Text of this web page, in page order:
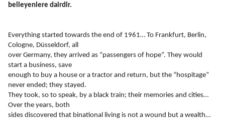
belleyenlere dairdir.
Everything started towards the end of 1961… To Frankfurt, Berlin,
Cologne, Düsseldorf, all
over Germany, they arrived as “passengers of hope”. They would
start a business, save
enough to buy a house or a tractor and return, but the “hospitage”
never ended; they stayed.
They took, so to speak, by a black train; their memories and cities…
Over the years, both
sides discovered that binational living is not a wound but a wealth…